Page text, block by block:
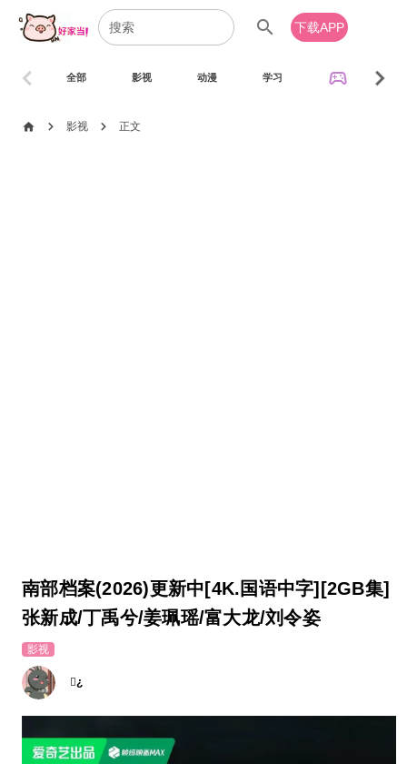
search 下载APP
全部 影视 动漫 学习 sports_esports
chevron_left chevron_right
home chevron_right 影视 chevron_right 正文
南部档案(2026)更新中[4K.国语中字][2GB集]
张新成/丁禹兮/姜珮瑶/富大龙/刘令姿
影视
¿